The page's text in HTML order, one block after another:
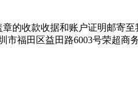
的收款收据和账户证明邮
福田区益田路6003号荣超商